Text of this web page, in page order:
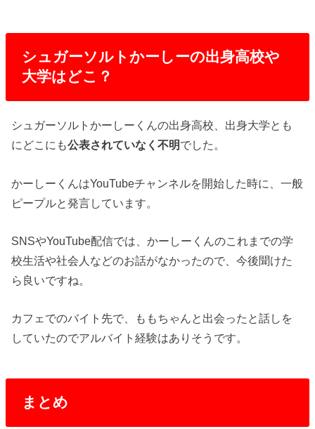
シュガーソルトかーしーの出身高校や
大学はどこ？
シュガーソルトかーしーくんの出身高校、出身大学とも
にどこにも公表されていなく不明でした。
かーしーくんはYouTubeチャンネルを開始した時に、一般
ピープルと発言しています。
SNSやYouTube配信では、かーしーくんのこれまでの学
校生活や社会人などのお話がなかったので、今後聞けた
ら良いですね。
カフェでのバイト先で、ももちゃんと出会ったと話しを
していたのでアルバイト経験はありそうです。
まとめ